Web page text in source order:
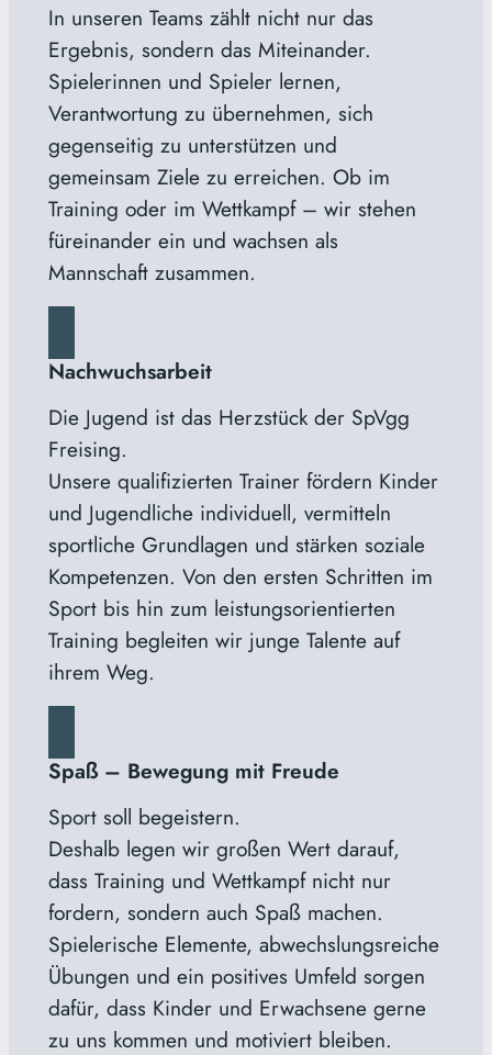
In unseren Teams zählt nicht nur das
Ergebnis, sondern das Miteinander.
Spielerinnen und Spieler lernen,
Verantwortung zu übernehmen, sich
gegenseitig zu unterstützen und
gemeinsam Ziele zu erreichen. Ob im
Training oder im Wettkampf – wir stehen
füreinander ein und wachsen als
Mannschaft zusammen.
Nachwuchsarbeit
Die Jugend ist das Herzstück der SpVgg
Freising.
Unsere qualifizierten Trainer fördern Kinder
und Jugendliche individuell, vermitteln
sportliche Grundlagen und stärken soziale
Kompetenzen. Von den ersten Schritten im
Sport bis hin zum leistungsorientierten
Training begleiten wir junge Talente auf
ihrem Weg.
Spaß – Bewegung mit Freude
Sport soll begeistern.
Deshalb legen wir großen Wert darauf,
dass Training und Wettkampf nicht nur
fordern, sondern auch Spaß machen.
Spielerische Elemente, abwechslungsreiche
Übungen und ein positives Umfeld sorgen
dafür, dass Kinder und Erwachsene gerne
zu uns kommen und motiviert bleiben.